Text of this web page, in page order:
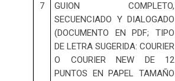
7
GUION COMPLETO,
SECUENCIADO Y DIALOGADO
(DOCUMENTO EN PDF; TIPO
DE LETRA SUGERIDA: COURIER
O COURIER NEW DE 12
PUNTOS EN PAPEL TAMAÑO